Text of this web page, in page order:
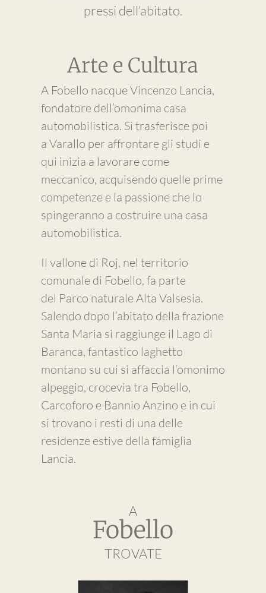
pressi dell’abitato.
Arte e Cultura
A Fobello nacque Vincenzo Lancia,
fondatore dell’omonima casa
automobilistica. Si trasferisce poi
a Varallo per affrontare gli studi e
qui inizia a lavorare come
meccanico, acquisendo quelle prime
competenze e la passione che lo
spingeranno a costruire una casa
automobilistica.
Il vallone di Roj, nel territorio
comunale di Fobello, fa parte
del Parco naturale Alta Valsesia.
Salendo dopo l’abitato della frazione
Santa Maria si raggiunge il Lago di
Baranca, fantastico laghetto
montano su cui si affaccia l’omonimo
alpeggio, crocevia tra Fobello,
Carcoforo e Bannio Anzino e in cui
si trovano i resti di una delle
residenze estive della famiglia
Lancia.
A
Fobello
TROVATE